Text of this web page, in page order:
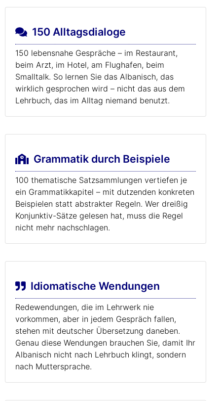
150 Alltagsdialoge
150 lebensnahe Gespräche – im Restaurant,
beim Arzt, im Hotel, am Flughafen, beim
Smalltalk. So lernen Sie das Albanisch, das
wirklich gesprochen wird – nicht das aus dem
Lehrbuch, das im Alltag niemand benutzt.
Grammatik durch Beispiele
100 thematische Satzsammlungen vertiefen je
ein Grammatikkapitel – mit dutzenden konkreten
Beispielen statt abstrakter Regeln. Wer dreißig
Konjunktiv-Sätze gelesen hat, muss die Regel
nicht mehr nachschlagen.
Idiomatische Wendungen
Redewendungen, die im Lehrwerk nie
vorkommen, aber in jedem Gespräch fallen,
stehen mit deutscher Übersetzung daneben.
Genau diese Wendungen brauchen Sie, damit Ihr
Albanisch nicht nach Lehrbuch klingt, sondern
nach Muttersprache.